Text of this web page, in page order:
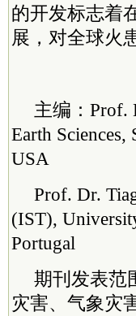
的开发标志着
展，对全球火
主编：Prof.
Earth
USA
Prof. Dr.
(IST),
Portugal
期刊发表范
灾害、气象灾